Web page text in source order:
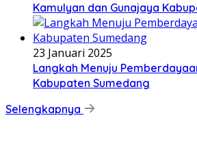
Kamulyan dan Gunajaya
23 Januari 2025
Langkah Menuju
Kabupaten Sumedang
Selengkapnya